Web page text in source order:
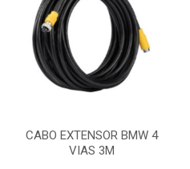
CABO EXTENSOR BMW 4
VIAS 3M